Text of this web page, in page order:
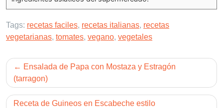
Tags: recetas faciles, recetas italianas, recetas
vegetarianas, tomates, vegano, vegetales
Post
navigation
Ensalada de Papa con Mostaza y Estragón
(tarragon)
Receta de Guineos en Escabeche estilo